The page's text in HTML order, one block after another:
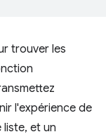
trouver les
l'expérience de
et un